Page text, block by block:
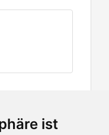
ist